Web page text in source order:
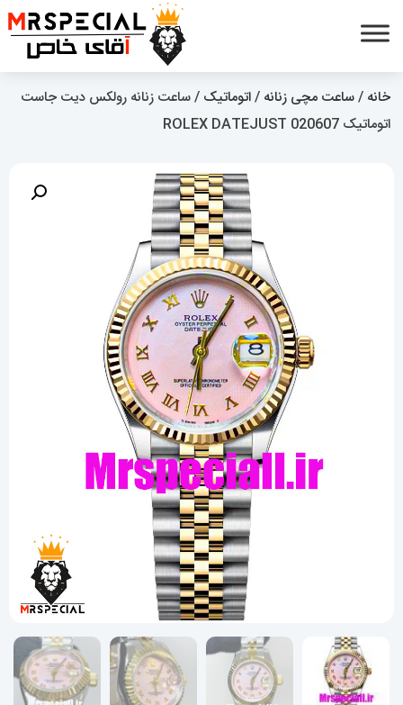
خانه /ساعت مچی زنانه /اتوماتیک / ساعت زنانه رولکس دیت جاست
اتوماتیک 020607 ROLEX DATEJUST